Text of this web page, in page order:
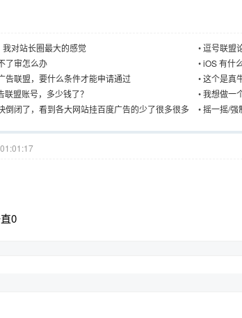
对站长圈最大的感觉 •逗号联盟
了审怎么办 •iOS 有什
告联盟，要什么条件才能申请通过 •这个是真
盟账号，多少钱了？ •我想做一
戏
倒闭了，看到各大网站挂百度广告的少了很多很多 •摇一摇/强
0